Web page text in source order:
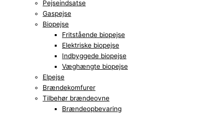
Pejseindsatse
Gaspejse
Biopejse
Fritstående biopejse
Elektriske biopejse
Indbyggede biopejse
Væghængte biopejse
Elpejse
Brændekomfurer
Tilbehør brændeovne
Brændeopbevaring